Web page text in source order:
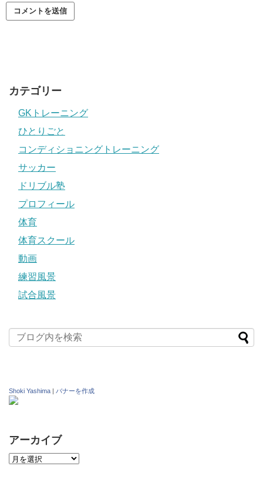
カテゴリー
GKトレーニング
ひとりごと
コンディショニングトレーニング
サッカー
ドリブル塾
プロフィール
体育
体育スクール
動画
練習風景
試合風景
Shoki Yashima | バナーを作成
アーカイブ